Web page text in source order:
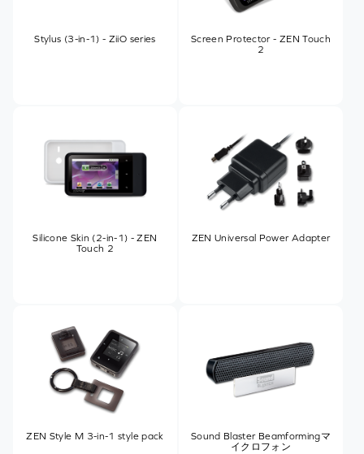
Stylus (3-in-1) - ZiiO series
Screen Protector - ZEN Touch
2
Silicone Skin (2-in-1) - ZEN
Touch 2
ZEN Universal Power Adapter
ZEN Style M 3-in-1 style pack
Sound Blaster Beamformingマ
イクロフォン